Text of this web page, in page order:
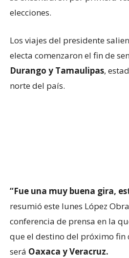
elecciones.
Los viajes del presidente
electa comenzaron el fin de
Durango y Tamaulipas,
norte del país.
“Fue una muy buena gira,
resumió este lunes López
conferencia de prensa en la
que el destino del próximo fin
será Oaxaca y Veracruz.